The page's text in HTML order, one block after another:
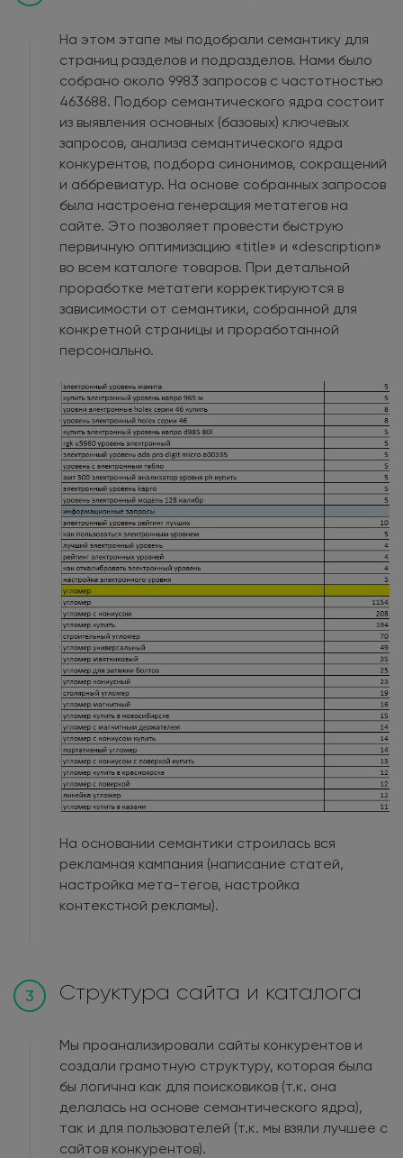
На этом этапе мы подобрали семантику для
страниц разделов и подразделов. Нами было
собрано около 9983 запросов с частотностью
463688. Подбор семантического ядра состоит
из выявления основных (базовых) ключевых
запросов, анализа семантического ядра
конкурентов, подбора синонимов, сокращений
и аббревиатур. На основе собранных запросов
была настроена генерация метатегов на
сайте. Это позволяет провести быструю
первичную оптимизацию «title» и «description»
во всем каталоге товаров. При детальной
проработке метатеги корректируются в
зависимости от семантики, собранной для
конкретной страницы и проработанной
персонально.
На основании семантики строилась вся
рекламная кампания (написание статей,
настройка мета-тегов, настройка
контекстной рекламы).
3 Структура сайта и каталога
Мы проанализировали сайты конкурентов и
создали грамотную структуру, которая была
бы логична как для поисковиков (т.к. она
делалась на основе семантического ядра),
так и для пользователей (т.к. мы взяли лучшее с
сайтов конкурентов).